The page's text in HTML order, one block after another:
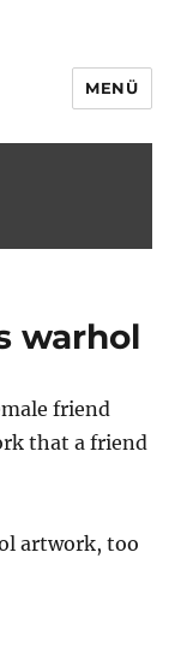
MENÜ
warhol
friend
that a friend
artwork, too